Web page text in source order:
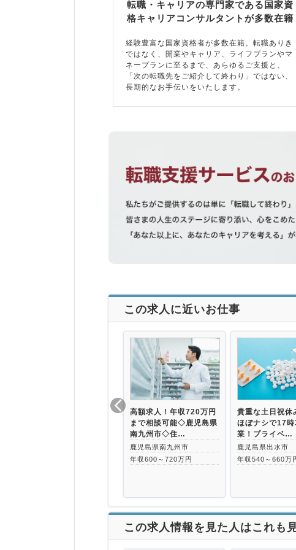
転職・キャリアの専門家である国家資
格キャリアコンサルタントが多数在籍
経験豊富な国家資格者が多数在籍。転職ありき
ではなく、開業やキャリア、ライフプランやマ
ネープランに至るまで、あらゆるご支援と、
「次の転職先をご紹介して終わり」ではない、
長期的なお手伝いをいたします。
この求人に近いお仕事
高額求人！年収720万円
まで相談可能◇鹿児島県
南九州市◇住…
鹿児島県南九州市
年収600～720万円
貴重な土日祝
ほぼナシで17
業！プライベ…
鹿児島県出水市
年収540～660万
この求人情報を見た人はこれも